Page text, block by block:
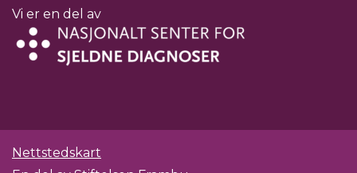
Vi er en del av
Nettstedskart